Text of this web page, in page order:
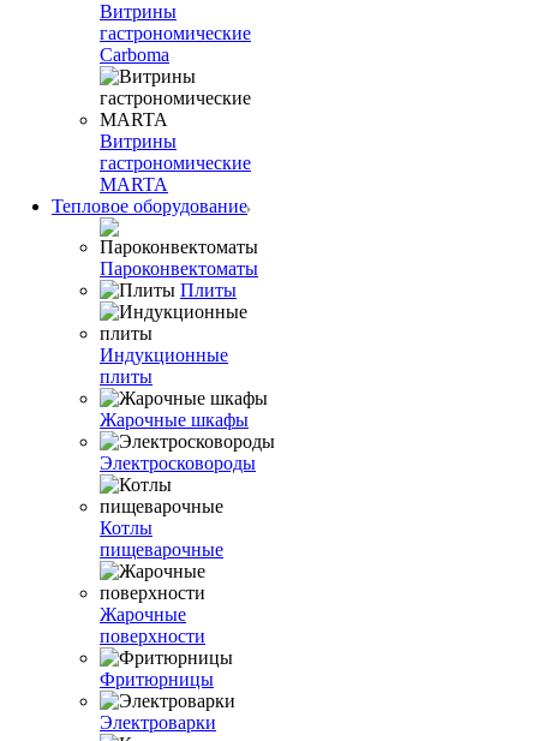
Витрины
гастрономические
Carboma
Витрины
гастрономические
MARTA
Тепловое оборудование
Пароконвектоматы
Плиты
Индукционные
плиты
Жарочные шкафы
Электросковороды
Котлы
пищеварочные
Жарочные
поверхности
Фритюрницы
Электроварки